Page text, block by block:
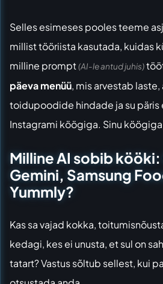
Selles esimeses pooles teeme
millist tööriista kasutada, kuidas
milline prompt(AI-le antud juhis)
päeva menüü, mis arvestab
toidupoodide hindade ja su päris
Instagrami köögiga. Sinu
Milline AI sobib kööki:
Gemini, Samsung
Yummly?
Kas sa vajad kokka,
kedagi, kes ei unusta, et sul on
tatart? Vastus sõltub sellest, kui